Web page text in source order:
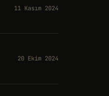
11 Kasım 2024
20 Ekim 2024